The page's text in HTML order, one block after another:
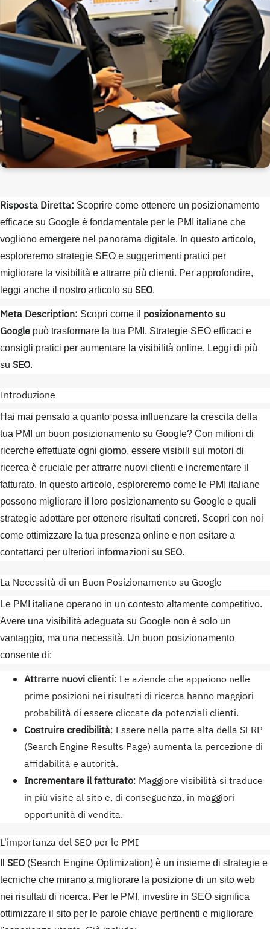
Risposta Diretta: Scoprire come ottenere un posizionamento
efficace su Google è fondamentale per le PMI italiane che
vogliono emergere nel panorama digitale. In questo articolo,
esploreremo strategie SEO e suggerimenti pratici per
migliorare la visibilità e attrarre più clienti. Per approfondire,
leggi anche il nostro articolo su SEO.
Meta Description: Scopri come il posizionamento su
Google può trasformare la tua PMI. Strategie SEO efficaci e
consigli pratici per aumentare la visibilità online. Leggi di più
su SEO.
Introduzione
Hai mai pensato a quanto possa influenzare la crescita della
tua PMI un buon posizionamento su Google? Con milioni di
ricerche effettuate ogni giorno, essere visibili sui motori di
ricerca è cruciale per attrarre nuovi clienti e incrementare il
fatturato. In questo articolo, esploreremo come le PMI italiane
possono migliorare il loro posizionamento su Google e quali
strategie adottare per ottenere risultati concreti. Scopri con noi
come ottimizzare la tua presenza online e non esitare a
contattarci per ulteriori informazioni su SEO.
La Necessità di un Buon Posizionamento su Google
Le PMI italiane operano in un contesto altamente competitivo.
Avere una visibilità adeguata su Google non è solo un
vantaggio, ma una necessità. Un buon posizionamento
consente di:
Attrarre nuovi clienti: Le aziende che appaiono nelle
prime posizioni nei risultati di ricerca hanno maggiori
probabilità di essere cliccate da potenziali clienti.
Costruire credibilità: Essere nella parte alta della SERP
(Search Engine Results Page) aumenta la percezione di
affidabilità e autorità.
Incrementare il fatturato: Maggiore visibilità si traduce
in più visite al sito e, di conseguenza, in maggiori
opportunità di vendita.
L'importanza del SEO per le PMI
SEO (Search Engine Optimization) è un insieme di strategie e
tecniche che mirano a migliorare la posizione di un sito web
nei risultati di ricerca. Per le PMI, investire in SEO significa
ottimizzare il sito per le parole chiave pertinenti e migliorare